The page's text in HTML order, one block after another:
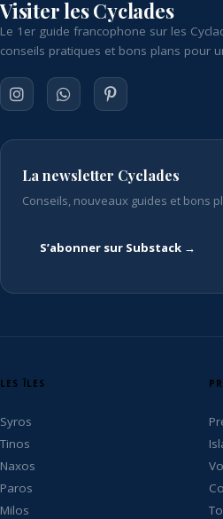
Visiter les Cyclades
Le 1er guide francophone sur les
conseils pratiques et bons plans pour
La newsletter Cyclades
Conseils, nouveaux guides et bons
S’abonner sur Substack →
LES ÎLES
Syros
Tinos
Naxos
Paros
Milos